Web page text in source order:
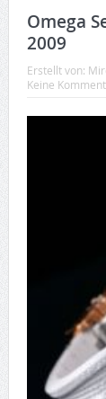
Omega
2009
Erstellt von:
Keine